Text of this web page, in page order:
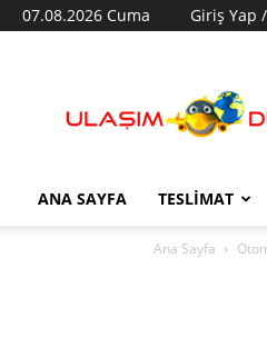
07.08.2026 Cuma Giriş Yap
Dünyası
ANA SAYFA TESLIMAT
Ana Sayfa